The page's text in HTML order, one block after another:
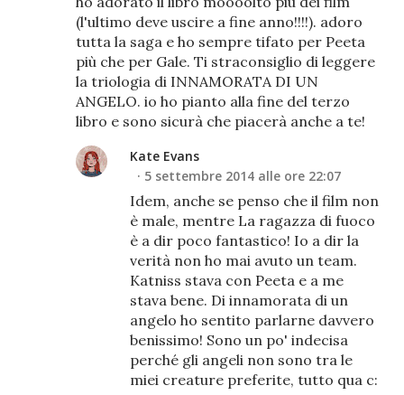
(l'ultimo deve uscire a fine anno!!!!). adoro
tutta la saga e ho sempre tifato per Peeta
più che per Gale. Ti straconsiglio di leggere
la triologia di INNAMORATA DI UN
ANGELO. io ho pianto alla fine del terzo
libro e sono sicurà che piacerà anche a te!
Kate Evans
5 settembre 2014 alle ore 22:07
Idem, anche se penso che il film non
è male, mentre La ragazza di fuoco
è a dir poco fantastico! Io a dir la
verità non ho mai avuto un team.
Katniss stava con Peeta e a me
stava bene. Di innamorata di un
angelo ho sentito parlarne davvero
benissimo! Sono un po' indecisa
perché gli angeli non sono tra le
miei creature preferite, tutto qua c: